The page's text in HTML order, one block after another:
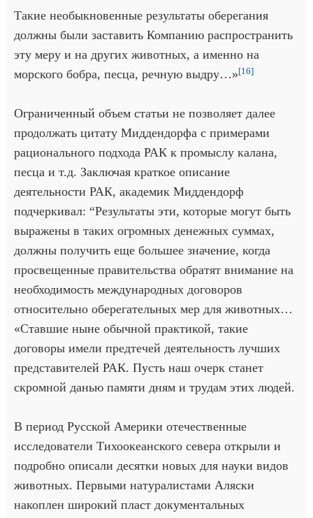
Такие необыкновенные результаты оберегания
должны были заставить Компанию распространить
эту меру и на других животных, а именно на
морского бобра, песца, речную выдру…»[16]
Ограниченный объем статьи не позволяет далее
продолжать цитату Миддендорфа с примерами
рационального подхода РАК к промыслу калана,
песца и т.д. Заключая краткое описание
деятельности РАК, академик Миддендорф
подчеркивал: “Результаты эти, которые могут быть
выражены в таких огромных денежных суммах,
должны получить еще большее значение, когда
просвещенные правительства обратят внимание на
необходимость международных договоров
относительно оберегательных мер для животных…
«Ставшие ныне обычной практикой, такие
договоры имели предтечей деятельность лучших
представителей РАК. Пусть наш очерк станет
скромной данью памяти дням и трудам этих людей.
В период Русской Америки отечественные
исследователи Тихоокеанского севера открыли и
подробно описали десятки новых для науки видов
животных. Первыми натуралистами Аляски
накоплен широкий пласт документальных